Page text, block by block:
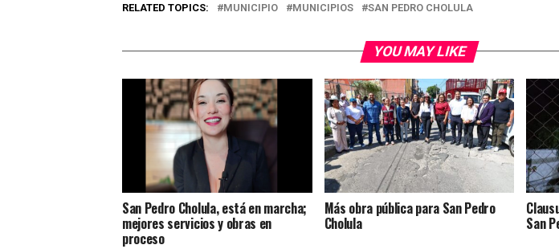
RELATED TOPICS: MUNICIPIO MUNICIPIOS SAN PEDRO CHOLULA
YOU MAY LIKE
San Pedro Cholula, está en marcha;
mejores servicios y obras en
proceso
Más obra pública para San Pedro
Cholula San